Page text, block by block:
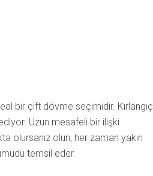
bir çift dövme seçimidir. Kırlangıç
Uzun mesafeli bir ilişki
olursanız olun, her zaman yakın
temsil eder.